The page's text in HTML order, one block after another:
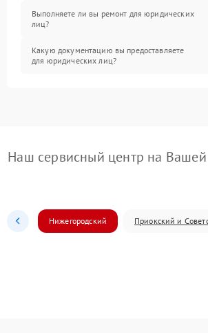
Выполняете ли вы ремонт для юридических
лиц?
Какую документацию вы предоставляете
для юридических лиц?
Наш сервисный центр на Вашей
Нижегородский Приокский и